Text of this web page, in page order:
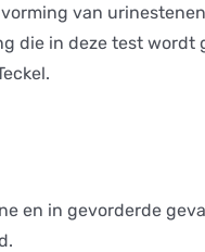
van
die in deze test wordt
en in gevorderde